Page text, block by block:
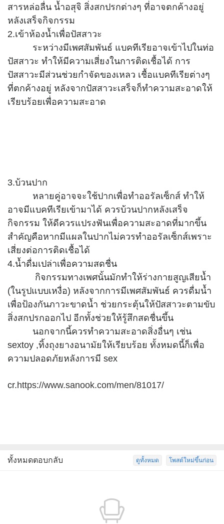
สารหล่อลื่น น้ำอสุจิ สิ่งสกปรกต่างๆ ที่อาจตกค้างอยู่
หลังเสร็จกิจกรรม
2.เข้าห้องน้ำเพื่อปัสสาวะ
ระหว่างมีเพศสัมพันธ์ แบคทีเรียอาจเข้าไปในท่อ
ปัสสาวะ ทำให้มีความเสี่ยงในการติดเชื้อได้ การ
ปัสสาวะมีส่วนช่วยกำจัดของเหลว เชื้อแบคทีเรียต่างๆ
ที่ตกค้างอยู่ หลังจากปัสสาวะเสร็จก็ทำความสะอาดให้
เรียบร้อยเพื่อความสะอาด
3.บ้วนปาก
หลายคู่อาจจะใช้ปากเพื่อทำออรัลเซ็กส์ ทำให้
อาจมีแบคทีเรียเข้ามาได้ ควรบ้วนปากหลังเสร็จ
กิจกรรม ให้ดีควรแปรงฟันเพื่อความสะอาดที่มากขึ้น
สำคัญคือหากมีแผลในปากไม่ควรทำออรัลเซ็กส์เพราะ
เสี่ยงต่อการติดเชื้อได้
4.น้ำดื่มเปล่าเพื่อความสดชื่น
กิจกรรมทางเพศนั้นมักทำให้ร่างกายสูญเสียน้ำ
(ในรูปแบบเหงื่อ) หลังจากการมีเพศสัมพันธ์ ควรดื่มน้ำ
เพื่อป้องกันภาวะขาดน้ำ ช่วยกระตุ้นให้ปัสสาวะตามขับ
สิ่งสกปรกออกไป อีกทั้งช่วยให้รู้สึกสดชื่นขึ้น
นอกจากนี้ควรทำความสะอาดสิ่งอื่นๆ เช่น
sextoy ,ทิ้งถุงยางอนามัยให้เรียบร้อย ทั้งหมดนี้ก็เพื่อ
ความปลอดภัยหลังการมี sex
cr.https://www.sanook.com/men/81017/
โพสต์ใหม่ขึ้นก่อน
ดูทั้งหมด
ทั้งหมดตอบกลับ